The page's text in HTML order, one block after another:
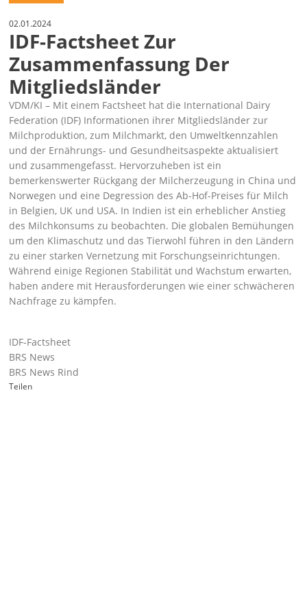
02.01.2024
IDF-Factsheet Zur
Zusammenfassung Der
Mitgliedsländer
VDM/KI – Mit einem Factsheet hat die International Dairy
Federation (IDF) Informationen ihrer Mitgliedsländer zur
Milchproduktion, zum Milchmarkt, den Umweltkennzahlen
und der Ernährungs- und Gesundheitsaspekte aktualisiert
und zusammengefasst. Hervorzuheben ist ein
bemerkenswerter Rückgang der Milcherzeugung in China und
Norwegen und eine Degression des Ab-Hof-Preises für Milch
in Belgien, UK und USA. In Indien ist ein erheblicher Anstieg
des Milchkonsums zu beobachten. Die globalen Bemühungen
um den Klimaschutz und das Tierwohl führen in den Ländern
zu einer starken Vernetzung mit Forschungseinrichtungen.
Während einige Regionen Stabilität und Wachstum erwarten,
haben andere mit Herausforderungen wie einer schwächeren
Nachfrage zu kämpfen.
IDF-Factsheet
BRS News
BRS News Rind
Teilen